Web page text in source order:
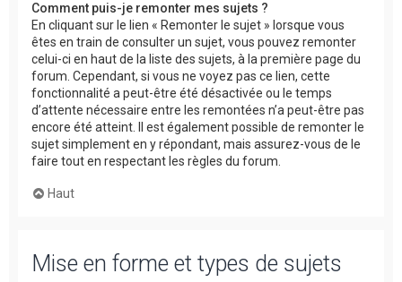
Comment puis-je remonter mes sujets ?
En cliquant sur le lien « Remonter le sujet » lorsque vous
êtes en train de consulter un sujet, vous pouvez remonter
celui-ci en haut de la liste des sujets, à la première page du
forum. Cependant, si vous ne voyez pas ce lien, cette
fonctionnalité a peut-être été désactivée ou le temps
d’attente nécessaire entre les remontées n’a peut-être pas
encore été atteint. Il est également possible de remonter le
sujet simplement en y répondant, mais assurez-vous de le
faire tout en respectant les règles du forum.
Haut
Mise en forme et types de sujets